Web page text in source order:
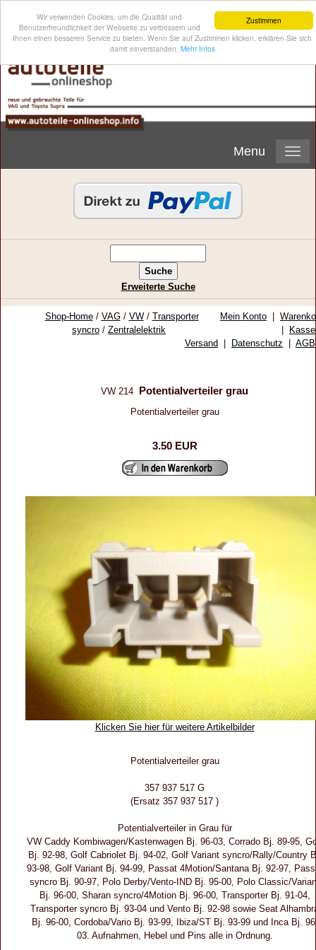
Zustimmen
Wir verwenden Cookies, um die Qualität und
Benutzerfreundlichkeit der Webseite zu verbessern und
Ihnen einen besseren Service zu bieten. Wenn Sie auf Zustimmen klicken, erklären Sie sich
damit einverstanden. Mehr Infos
Menu
Erweiterte Suche
Shop-Home/ VAG/ VW/ Transporter
syncro / Zentralelektrik
Mein Konto
Kasse
Versand
Datenschutz AGB
VW 214 Potentialverteiler grau
Potentialverteiler grau
3.50 EUR
Klicken Sie hier für weitere Artikelbilder
Potentialverteiler grau
357 937 517 G
(Ersatz 357 937 517 )
Potentialverteiler in Grau für
VW Caddy Kombiwagen/Kastenwagen Bj. 96-03, Corrado Bj. 89-95,
Bj. 92-98, Golf Cabriolet Bj. 94-02, Golf Variant syncro/Rally/Country
93-98, Golf Variant Bj. 94-99, Passat 4Motion/Santana Bj. 92-97,
syncro Bj. 90-97, Polo Derby/Vento-IND Bj. 95-00, Polo Classic/
Bj. 96-00, Sharan syncro/4Motion Bj. 96-00, Transporter Bj. 91-04,
Transporter syncro Bj. 93-04 und Vento Bj. 92-98 sowie Seat
Bj. 96-00, Cordoba/Vario Bj. 93-99, Ibiza/ST Bj. 93-99 und Inca Bj.
03. Aufnahmen, Hebel und Pins alle in Ordnung.